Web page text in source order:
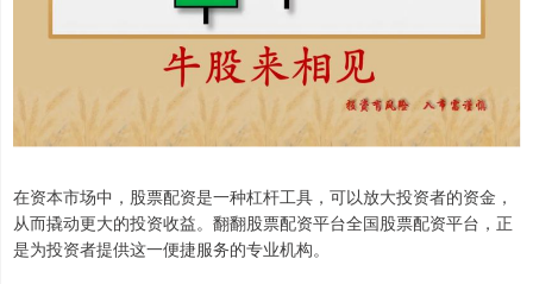
在资本市场中，股票配资是一种杠杆工具，可以放大投资者的资金，
从而撬动更大的投资收益。翻翻股票配资平台全国股票配资平台，正
是为投资者提供这一便捷服务的专业机构。